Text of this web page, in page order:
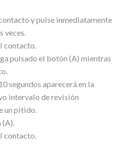
y pulse inmediatamente
veces.
contacto.
pulsado el botón (A) mientras
segundos aparecerá en la
intervalo de revisión
un pitido.
(A).
contacto.